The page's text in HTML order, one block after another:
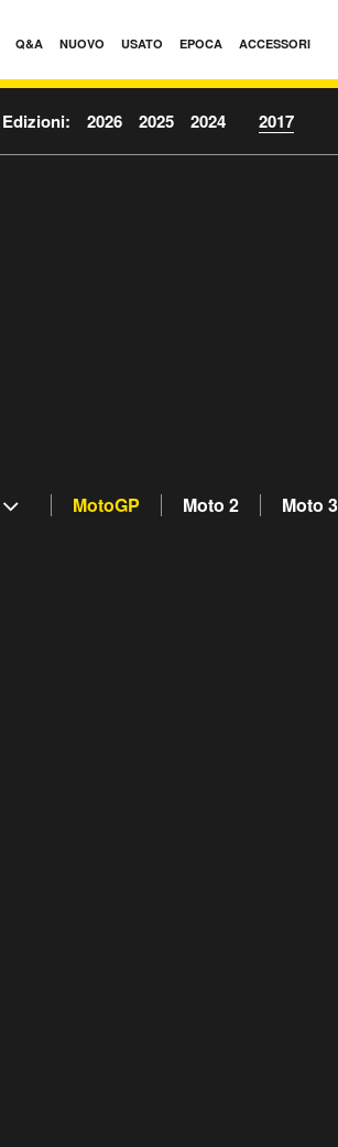
Q&A NUOVO USATO EPOCA ACCESSORI
Edizioni: 2026 2025 2024 2017
MotoGP Moto 2 Moto 3